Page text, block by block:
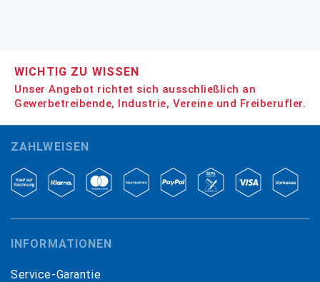
WICHTIG ZU WISSEN
Unser Angebot richtet sich ausschließlich an
Gewerbetreibende, Industrie, Vereine und Freiberufler.
ZAHLWEISEN
INFORMATIONEN
Service-Garantie